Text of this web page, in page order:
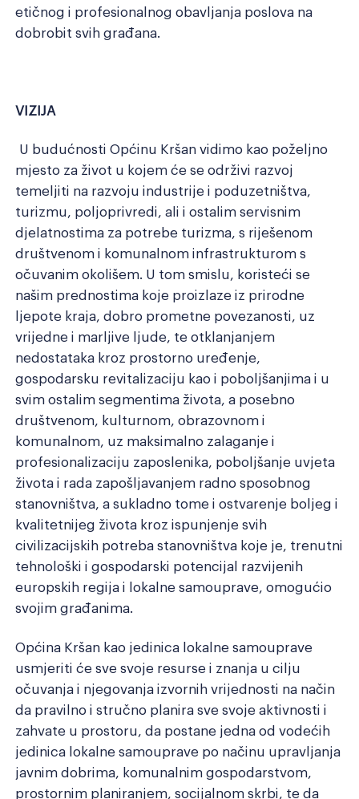
etičnog i profesionalnog obavljanja poslova na
dobrobit svih građana.
VIZIJA
U budućnosti Općinu Kršan vidimo kao poželjno
mjesto za život u kojem će se održivi razvoj
temeljiti na razvoju industrije i poduzetništva,
turizmu, poljoprivredi, ali i ostalim servisnim
djelatnostima za potrebe turizma, s riješenom
društvenom i komunalnom infrastrukturom s
očuvanim okolišem. U tom smislu, koristeći se
našim prednostima koje proizlaze iz prirodne
ljepote kraja, dobro prometne povezanosti, uz
vrijedne i marljive ljude, te otklanjanjem
nedostataka kroz prostorno uređenje,
gospodarsku revitalizaciju kao i poboljšanjima i u
svim ostalim segmentima života, a posebno
društvenom, kulturnom, obrazovnom i
komunalnom, uz maksimalno zalaganje i
profesionalizaciju zaposlenika, poboljšanje uvjeta
života i rada zapošljavanjem radno sposobnog
stanovništva, a sukladno tome i ostvarenje boljeg i
kvalitetnijeg života kroz ispunjenje svih
civilizacijskih potreba stanovništva koje je, trenutni
tehnološki i gospodarski potencijal razvijenih
europskih regija i lokalne samouprave, omogućio
svojim građanima.
Općina Kršan kao jedinica lokalne samouprave
usmjeriti će sve svoje resurse i znanja u cilju
očuvanja i njegovanja izvornih vrijednosti na način
da pravilno i stručno planira sve svoje aktivnosti i
zahvate u prostoru, da postane jedna od vodećih
jedinica lokalne samouprave po načinu upravljanja
javnim dobrima, komunalnim gospodarstvom,
prostornim planiranjem, socijalnom skrbi, te da